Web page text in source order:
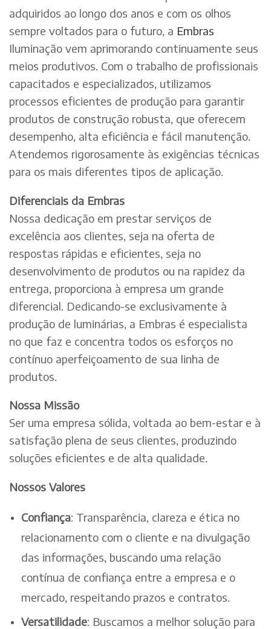
adquiridos ao longo dos anos e com os olhos
sempre voltados para o futuro, a Embras
Iluminação vem aprimorando continuamente seus
meios produtivos. Com o trabalho de profissionais
capacitados e especializados, utilizamos
processos eficientes de produção para garantir
produtos de construção robusta, que oferecem
desempenho, alta eficiência e fácil manutenção.
Atendemos rigorosamente às exigências técnicas
para os mais diferentes tipos de aplicação.
Diferenciais da Embras
Nossa dedicação em prestar serviços de
excelência aos clientes, seja na oferta de
respostas rápidas e eficientes, seja no
desenvolvimento de produtos ou na rapidez da
entrega, proporciona à empresa um grande
diferencial. Dedicando-se exclusivamente à
produção de luminárias, a Embras é especialista
no que faz e concentra todos os esforços no
contínuo aperfeiçoamento de sua linha de
produtos.
Nossa Missão
Ser uma empresa sólida, voltada ao bem-estar e à
satisfação plena de seus clientes, produzindo
soluções eficientes e de alta qualidade.
Nossos Valores
Confiança: Transparência, clareza e ética no
relacionamento com o cliente e na divulgação
das informações, buscando uma relação
contínua de confiança entre a empresa e o
mercado, respeitando prazos e contratos.
Versatilidade: Buscamos a melhor solução para